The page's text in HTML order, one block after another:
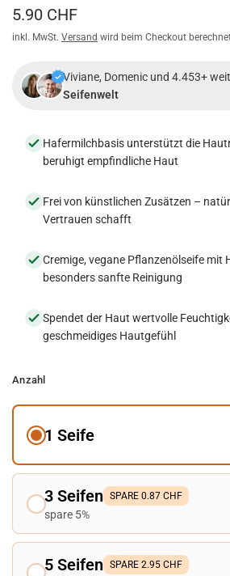
5.90 CHF
inkl. MwSt. Versand wird beim Checkout
Viviane, Domenic und 4.453+
Seifenwelt
Hafermilchbasis unterstützt die
beruhigt empfindliche Haut
Frei von künstlichen Zusätzen –
Vertrauen schafft
Cremige, vegane Pflanzenölseife mit
besonders sanfte Reinigung
Spendet der Haut wertvolle
geschmeidiges Hautgefühl
Anzahl
1 Seife
3 Seifen SPARE 0.87 CHF
spare 5%
5 Seifen SPARE 2.95 CHF